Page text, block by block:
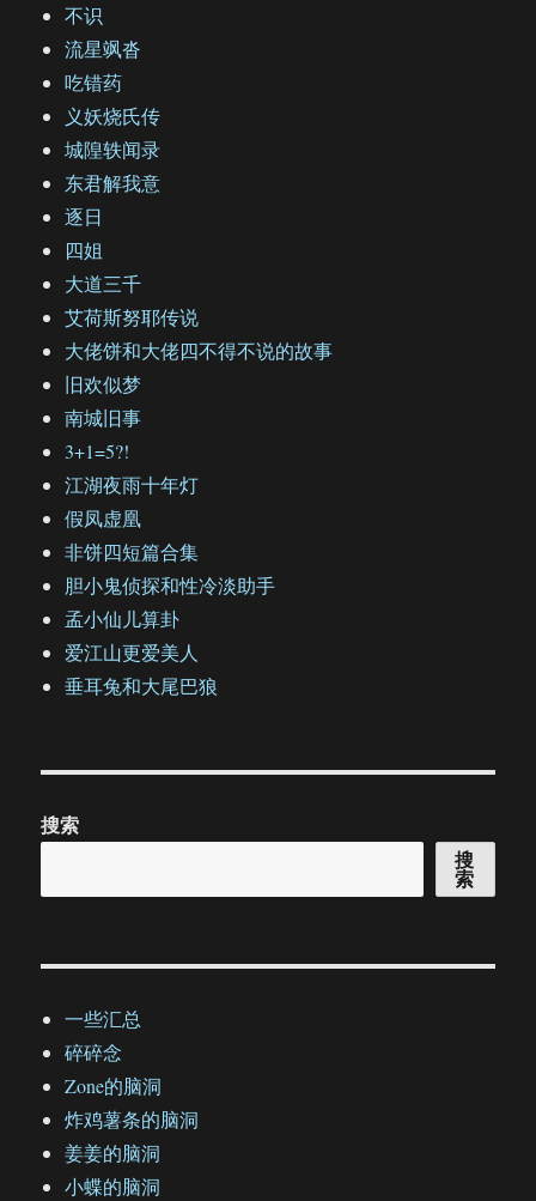
不识
流星飒沓
吃错药
义妖烧氏传
城隍轶闻录
东君解我意
逐日
四姐
大道三千
艾荷斯努耶传说
大佬饼和大佬四不得不说的故事
旧欢似梦
南城旧事
3+1=5?!
江湖夜雨十年灯
假凤虚凰
非饼四短篇合集
胆小鬼侦探和性冷淡助手
孟小仙儿算卦
爱江山更爱美人
垂耳兔和大尾巴狼
搜索
搜
索
一些汇总
碎碎念
Zone的脑洞
炸鸡薯条的脑洞
姜姜的脑洞
小蝶的脑洞